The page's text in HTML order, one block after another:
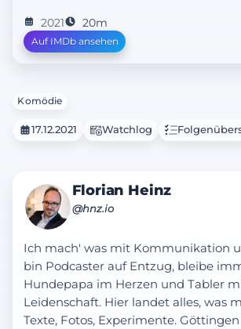
2021 20m
Auf IMDb ansehen
Komödie
17.12.2021 Watchlog
Florian Heinz
@hnz.io
Ich mach' was mit Kommunikation
bin Podcaster auf Entzug, bleibe
Hundepapa im Herzen und Tabler
Leidenschaft. Hier landet alles, was
Texte, Fotos, Experimente.